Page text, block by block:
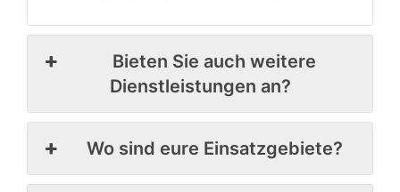
Bieten Sie auch weitere
Dienstleistungen an?
Wo sind eure Einsatzgebiete?